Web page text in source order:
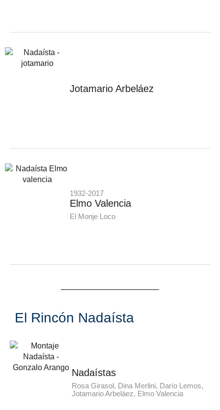
Jotamario Arbeláez
1932-2017
Elmo Valencia
El Monje Loco
El Rincón Nadaísta
Nadaístas
Rosa Girasol, Dina Merlini, Darío Lemos,
Jotamario Arbeláez, Elmo Valencia